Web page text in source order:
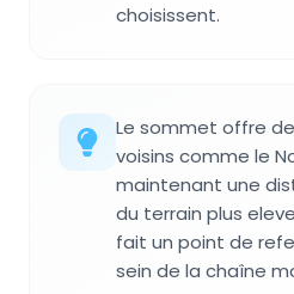
choisissent.
Le sommet offre
voisins comme le
maintenant une
du terrain plus
fait un point de
sein de la chaîne